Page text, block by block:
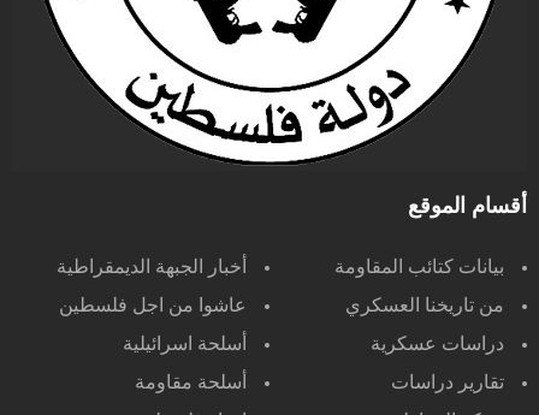
أقسام الموقع
بيانات كتائب المقاومة
أخبار الجبهة الديمقراطية
من تاريخنا العسكري
عاشوا من اجل فلسطين
دراسات عسكرية
أسلحة اسرائيلية
تقارير دراسات
أسلحة مقاومة